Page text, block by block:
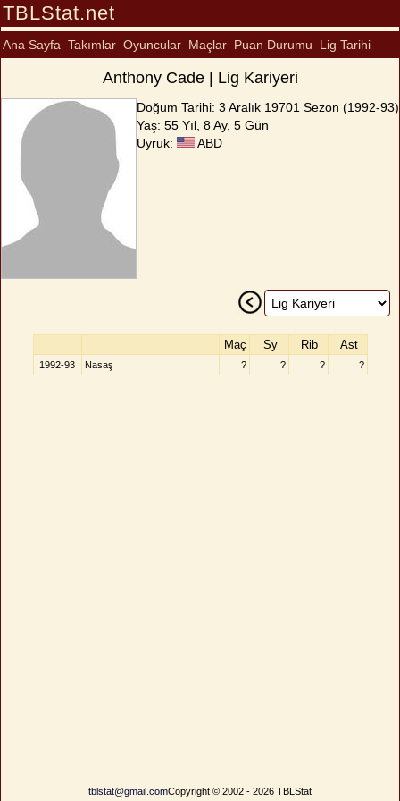
TBLStat.net
Ana Sayfa Takımlar Oyuncular Maçlar Puan Durumu Lig Tarihi
Anthony Cade | Lig Kariyeri
Doğum Tarihi: 3 Aralık 1970
Yaş: 55 Yıl, 8 Ay, 5 Gün
Uyruk:
ABD
1 Sezon (1992-93)
Maç Sy Rib Ast
1992-93 Nasaş ? ? ? ?
tblstat@gmail.comCopyright © 2002 - 2026 TBLStat